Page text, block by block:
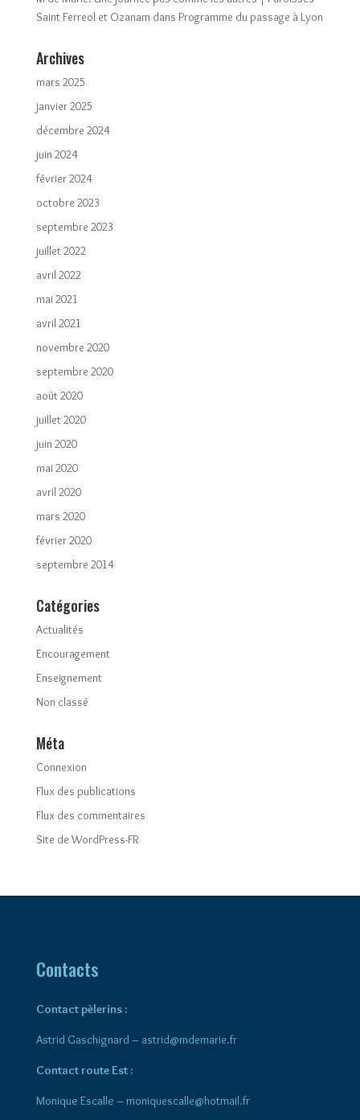
Saint Ferreol et Ozanam dans Programme du passage à Lyon
Archives
mars 2025
janvier 2025
décembre 2024
juin 2024
février 2024
octobre 2023
septembre 2023
juillet 2022
avril 2022
mai 2021
avril 2021
novembre 2020
septembre 2020
août 2020
juillet 2020
juin 2020
mai 2020
avril 2020
mars 2020
février 2020
septembre 2014
Catégories
Actualités
Encouragement
Enseignement
Non classé
Méta
Connexion
Flux des publications
Flux des commentaires
Site de WordPress-FR
Contacts
Contact pèlerins :
Astrid Gaschignard – astrid@mdemarie.fr
Contact route Est :
Monique Escalle – moniquescalle@hotmail.fr